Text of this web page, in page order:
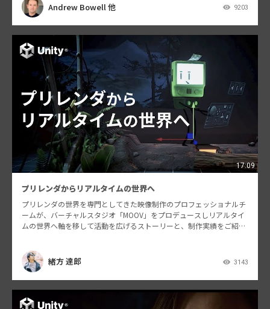
Andrew Bowell 他 9203
17:09
プリレンダからリアルタイムの世界へ
プリレンダの世界を専門としてきた映像制作のプロフェッショナルチ
ームが、バーチャルスタジオ「MOOV」をプロデュースしリアルタイ
ムの世界へ軸を移して活動を広げるストーリーと、制作実績をご紹介
緒方 達郎 3143